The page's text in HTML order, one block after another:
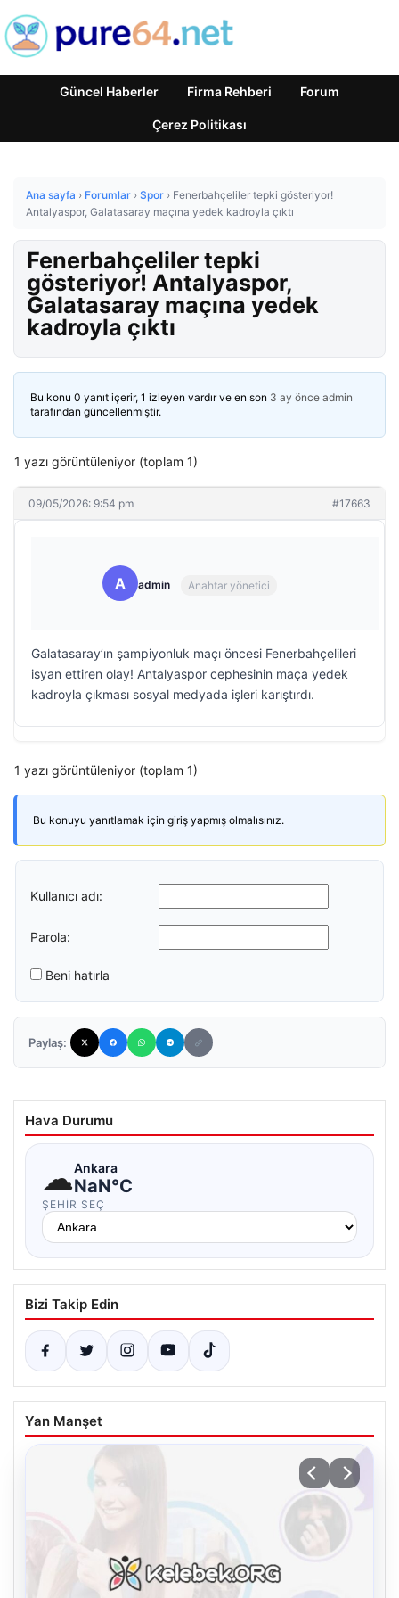
Güncel Haberler Firma Rehberi Forum
Çerez Politikası
Ana sayfa › Forumlar › Spor › Fenerbahçeliler tepki gösteriyor!
Antalyaspor, Galatasaray maçına yedek kadroyla çıktı
Fenerbahçeliler tepki
gösteriyor! Antalyaspor,
Galatasaray maçına yedek
kadroyla çıktı
Bu konu 0 yanıt içerir, 1 izleyen vardır ve en son 3 ay önce admin
tarafından güncellenmiştir.
1 yazı görüntüleniyor (toplam 1)
09/05/2026: 9:54 pm #17663
A admin Anahtar yönetici
Galatasaray’ın şampiyonluk maçı öncesi Fenerbahçelileri
isyan ettiren olay! Antalyaspor cephesinin maça yedek
kadroyla çıkması sosyal medyada işleri karıştırdı.
1 yazı görüntüleniyor (toplam 1)
Bu konuyu yanıtlamak için giriş yapmış olmalısınız.
Kullanıcı adı:
Parola:
Beni hatırla
Paylaş:
Hava Durumu
☁Ankara
NaN°C
ŞEHIR SEÇ
Bizi Takip Edin
Yan Manşet